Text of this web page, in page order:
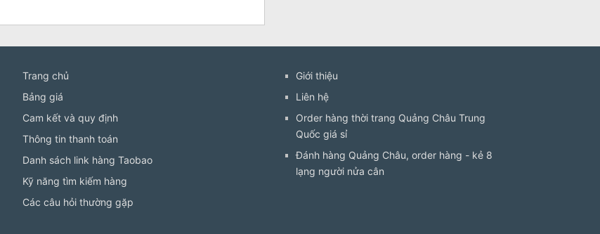
Trang chủ
Bảng giá
Cam kết và quy định
Thông tin thanh toán
Danh sách link hàng Taobao
Kỹ năng tìm kiếm hàng
Các câu hỏi thường gặp
Giới thiệu
Liên hệ
Order hàng thời trang Quảng Châu Trung
Quốc giá sỉ
Đánh hàng Quảng Châu, order hàng - kẻ 8
lạng người nửa cân